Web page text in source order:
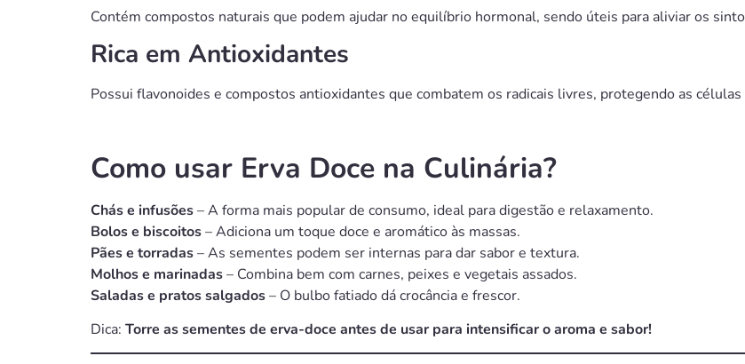
Contém compostos naturais que podem ajudar no equilíbrio hormonal, sendo úteis para aliviar os
Rica em Antioxidantes
Possui flavonoides e compostos antioxidantes que combatem os radicais livres, protegendo as
Como usar Erva Doce na Culinária?
Chás e infusões– A forma mais popular de consumo, ideal para digestão e relaxamento.
Bolos e biscoitos– Adiciona um toque doce e aromático às massas.
Pães e torradas– As sementes podem ser internas para dar sabor e textura.
Molhos e marinadas– Combina bem com carnes, peixes e vegetais assados.
Saladas e pratos salgados– O bulbo fatiado dá crocância e frescor.
Dica: Torre as sementes de erva-doce antes de usar para intensificar o aroma e sabor!